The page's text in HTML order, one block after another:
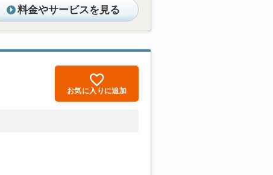
料金やサービスを見る
お気に入りに追加